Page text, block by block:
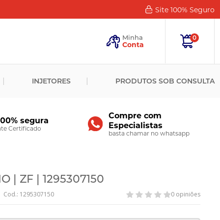
Site 100% Seguro
Minha
Conta
Senha?
Novo
CADASTRAR
0
INJETORES PRODUTOS SOB CONSULTA
segura
Certificado
Compre com
Especialistas
basta chamar no whatsapp
| ZF | 1295307150
Cod.: 1295307150 0 opiniões